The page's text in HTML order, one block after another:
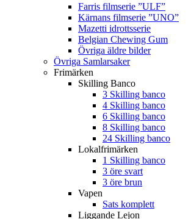
Farris filmserie ”ULF”
Kärnans filmserie ”UNO”
Mazetti idrottsserie
Belgian Chewing Gum
Övriga äldre bilder
Övriga Samlarsaker
Frimärken
Skilling Banco
3 Skilling banco
4 Skilling banco
6 Skilling banco
8 Skilling banco
24 Skilling banco
Lokalfrimärken
1 Skilling banco
3 öre svart
3 öre brun
Vapen
Sats komplett
Liggande Lejon